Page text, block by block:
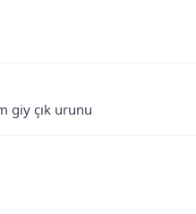
giy çık urunu